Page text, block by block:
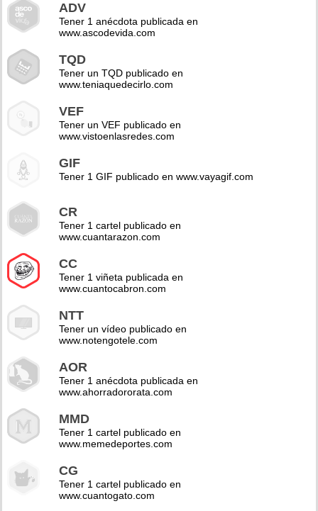
ADV
Tener 1 anécdota publicada en
www.ascodevida.com
TQD
Tener un TQD publicado en
www.teniaquedecirlo.com
VEF
Tener un VEF publicado en
www.vistoenlasredes.com
GIF
Tener 1 GIF publicado en www.vayagif.com
CR
Tener 1 cartel publicado en
www.cuantarazon.com
CC
Tener 1 viñeta publicada en
www.cuantocabron.com
NTT
Tener un vídeo publicado en
www.notengotele.com
AOR
Tener 1 anécdota publicada en
www.ahorradororata.com
MMD
Tener 1 cartel publicado en
www.memedeportes.com
CG
Tener 1 cartel publicado en
www.cuantogato.com